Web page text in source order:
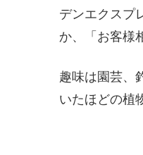
デンエクスプ
か、「お客様
趣味は園芸、
いたほどの植